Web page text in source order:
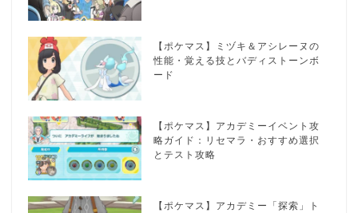
【ポケマス】ミヅキ＆アシレーヌの
性能・覚える技とバディストーンボ
ード
【ポケマス】アカデミーイベント攻
略ガイド：リセマラ・おすすめ選択
とテスト攻略
【ポケマス】アカデミー「探索」ト